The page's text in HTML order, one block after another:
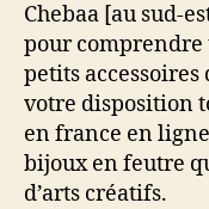
Chebaa [au sud-
pour comprendre
petits accessoires
votre disposition
en france en
bijoux en feutre
d’arts créatifs.